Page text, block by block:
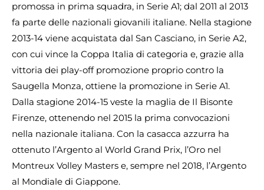
promossa in prima squadra, in Serie A1; dal 2011 al 2013
fa parte delle nazionali giovanili italiane. Nella stagione
2013-14 viene acquistata dal San Casciano, in Serie A2,
con cui vince la Coppa Italia di categoria e, grazie alla
vittoria dei play-off promozione proprio contro la
Saugella Monza, ottiene la promozione in Serie A1.
Dalla stagione 2014-15 veste la maglia de Il Bisonte
Firenze, ottenendo nel 2015 la prima convocazioni
nella nazionale italiana. Con la casacca azzurra ha
ottenuto l’Argento al World Grand Prix, l’Oro nel
Montreux Volley Masters e, sempre nel 2018, l’Argento
al Mondiale di Giappone.